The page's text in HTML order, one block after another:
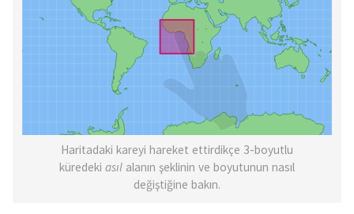
Haritadaki kareyi hareket ettirdikçe 3-boyutlu
küredekiasıl alanın şeklinin ve boyutunun nasıl
değiştiğine bakın.